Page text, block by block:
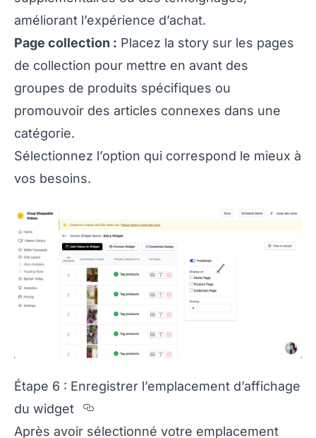
améliorant l’expérience d’achat.
Page collection : Placez la story sur les pages
de collection pour mettre en avant des
groupes de produits spécifiques ou
promouvoir des articles connexes dans une
catégorie.
Sélectionnez l’option qui correspond le mieux à
vos besoins.
Étape 6 : Enregistrer l’emplacement d’affichage
du widget
Section titled
Après avoir sélectionné votre emplacement